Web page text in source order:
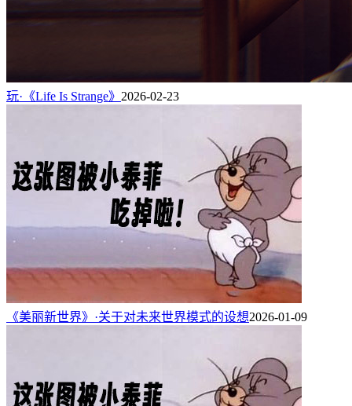
玩·《Life Is Strange》 2026-02-23
《美丽新世界》·关于对未来世界模式的设想2026-01-09